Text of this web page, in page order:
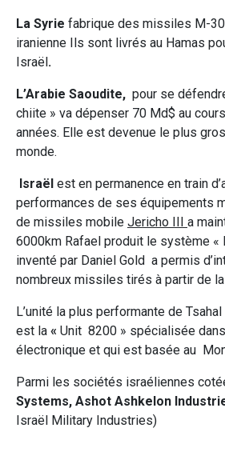
La Syrie fabrique des missiles M-
iranienne Ils sont livrés au Hamas
Israël.
L’Arabie Saoudite, pour se
chiite » va dépenser 70 Md$ au
années. Elle est devenue le plus
monde.
Israël est en permanence en train
performances de ses équipements
de missiles mobile Jericho III a
6000km Rafael produit le système «
inventé par Daniel Gold a permis
nombreux missiles tirés à partir de
L’unité la plus performante de
est la « Unit 8200 » spécialisée
électronique et qui est basée au
Parmi les sociétés israéliennes
Systems, Ashot Ashkelon
Israël Military Industries)